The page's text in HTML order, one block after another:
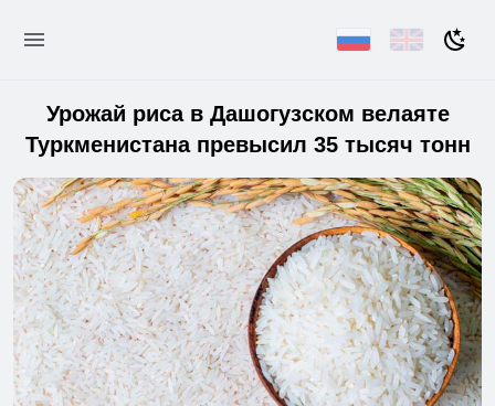
Урожай риса в Дашогузском велаяте
Туркменистана превысил 35 тысяч тонн